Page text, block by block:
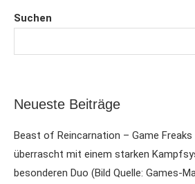
Suchen
Neueste Beiträge
Beast of Reincarnation – Game
überrascht mit einem starken
besonderen Duo (Bild Quelle: Games-